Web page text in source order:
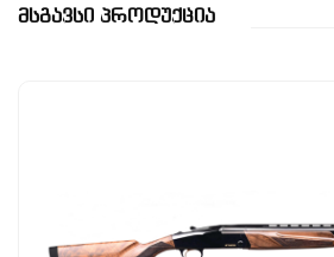
Მსგავსი Პროდუქცია